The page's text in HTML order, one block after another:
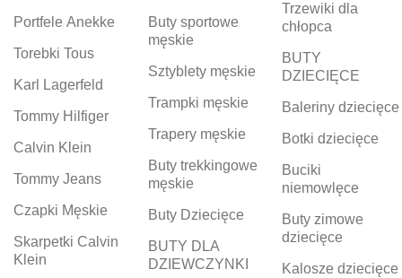
Portfele Anekke
Torebki Tous
Karl Lagerfeld
Tommy Hilfiger
Calvin Klein
Tommy Jeans
Czapki Męskie
Skarpetki Calvin
Klein
Buty sportowe
męskie
Sztyblety męskie
Trampki męskie
Trapery męskie
Buty trekkingowe
męskie
Buty Dziecięce
BUTY DLA
DZIEWCZYNKI
Trzewiki dla
chłopca
BUTY
DZIECIĘCE
Baleriny dziecięce
Botki dziecięce
Buciki
niemowlęce
Buty zimowe
dziecięce
Kalosze dziecięce